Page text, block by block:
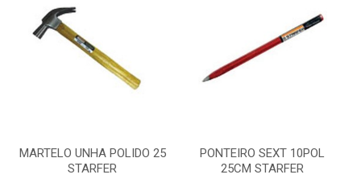
MARTELO UNHA POLIDO 25
STARFER
PONTEIRO SEXT 10POL
25CM STARFER